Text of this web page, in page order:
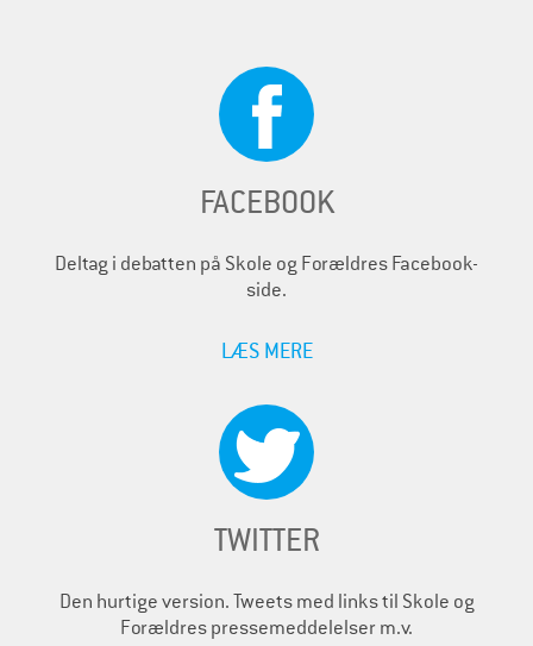
FACEBOOK
Deltag i debatten på Skole og Forældres Facebook-
side.
LÆS MERE
TWITTER
Den hurtige version. Tweets med links til Skole og
Forældres pressemeddelelser m.v.